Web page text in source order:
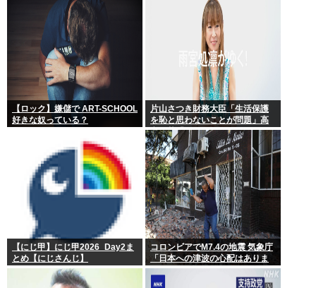
【ロック】嫌儲で ART-SCHOOL
好きな奴っている？
片山さつき財務大臣「生活保護
を恥と思わないことが問題」高
市早苗「さもしい人のせいで国
が滅びる」
【にじ甲】にじ甲2026_Day2ま
とめ【にじさんじ】
コロンビアでM7.4の地震 気象庁
「日本への津波の心配はありま
せん」